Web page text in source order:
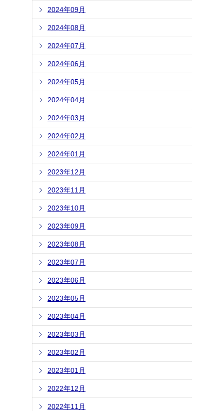
2024年09月
2024年08月
2024年07月
2024年06月
2024年05月
2024年04月
2024年03月
2024年02月
2024年01月
2023年12月
2023年11月
2023年10月
2023年09月
2023年08月
2023年07月
2023年06月
2023年05月
2023年04月
2023年03月
2023年02月
2023年01月
2022年12月
2022年11月